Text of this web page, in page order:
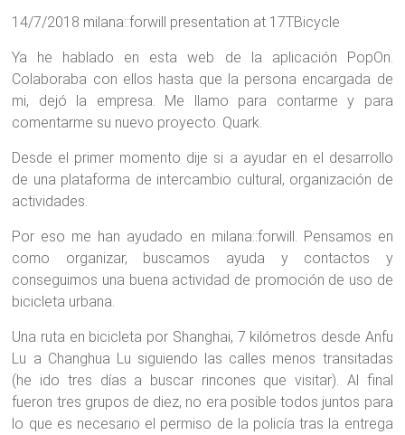
14/7/2018 milana::forwill presentation at 17TBicycle
Ya he hablado en esta web de la aplicación PopOn.
Colaboraba con ellos hasta que la persona encargada de
mi, dejó la empresa. Me llamo para contarme y para
comentarme su nuevo proyecto. Quark.
Desde el primer momento dije si a ayudar en el desarrollo
de una plataforma de intercambio cultural, organización de
actividades.
Por eso me han ayudado en milana::forwill. Pensamos en
como organizar, buscamos ayuda y contactos y
conseguimos una buena actividad de promoción de uso de
bicicleta urbana.
Una ruta en bicicleta por Shanghai, 7 kilómetros desde Anfu
Lu a Changhua Lu siguiendo las calles menos transitadas
(he ido tres días a buscar rincones que visitar). Al final
fueron tres grupos de diez, no era posible todos juntos para
lo que es necesario el permiso de la policía tras la entrega